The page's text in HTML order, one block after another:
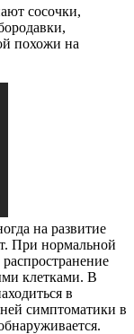
сосочки,
похожи на
на развитие
При нормальной
клетками. В
в
симптоматики в